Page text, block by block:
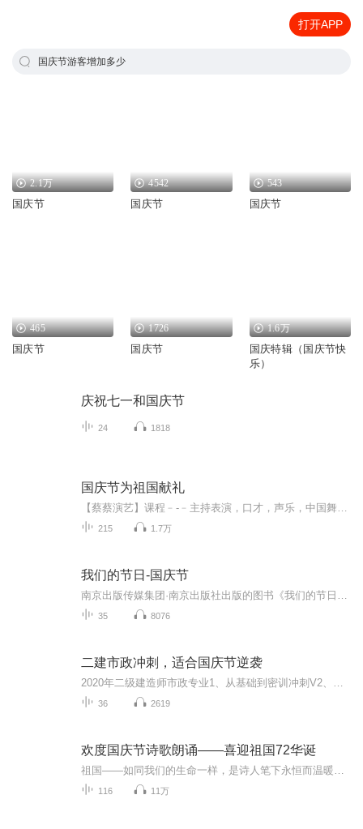
打开APP
国庆节游客增加多少
2.1万
国庆节
4542
国庆节
543
国庆节
465
国庆节
1726
国庆节
1.6万
国庆特辑（国庆节快
乐）
庆祝七一和国庆节
24 1818
国庆节为祖国献礼
215 1.7万
我们的节日-国庆节
35 8076
二建市政冲刺，适合国庆节逆袭
36 2619
欢度国庆节诗歌朗诵——喜迎祖国72华诞
116 11万